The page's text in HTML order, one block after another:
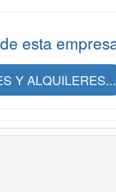
de esta
Y ALQUILERES...